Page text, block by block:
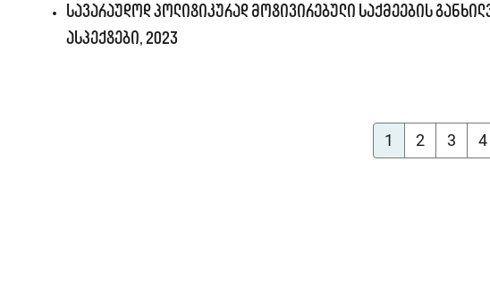
სავარაუდოდ პოლიტიკურად მოტივირებული საქმეების
ასპექტები, 2023
1 2 3 4